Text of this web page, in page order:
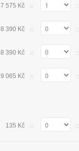
7 575 Kč
8 390 Kč
8 390 Kč
9 065 Kč
135 Kč